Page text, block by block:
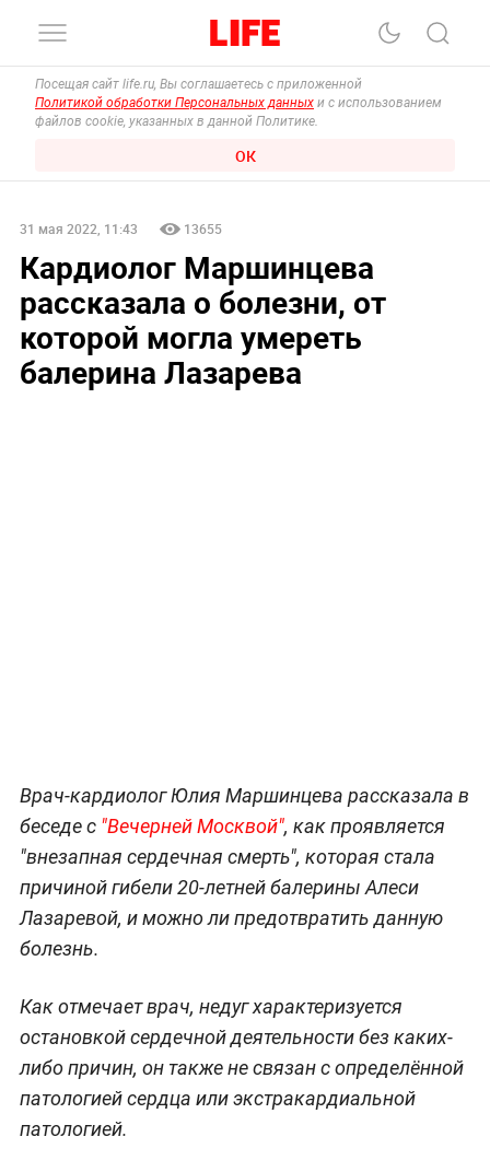
Посещая сайт life.ru, Вы соглашаетесь с приложенной
Политикой обработки Персональных данных и с использованием
файлов cookie, указанных в данной Политике.
ОК
31 мая 2022, 11:43 13655
Кардиолог Маршинцева
рассказала о болезни, от
которой могла умереть
балерина Лазарева
Врач-кардиолог Юлия Маршинцева рассказала в
беседе с "Вечерней Москвой", как проявляется
"внезапная сердечная смерть", которая стала
причиной гибели 20-летней балерины Алеси
Лазаревой, и можно ли предотвратить данную
болезнь.
Как отмечает врач, недуг характеризуется
остановкой сердечной деятельности без каких-
либо причин, он также не связан с определённой
патологией сердца или экстракардиальной
патологией.